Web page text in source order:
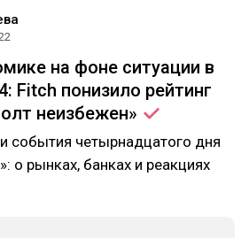
на фоне ситуации в
Fitch понизило рейтинг
неизбежен»
события четырнадцатого дня
о рынках, банках и реакциях